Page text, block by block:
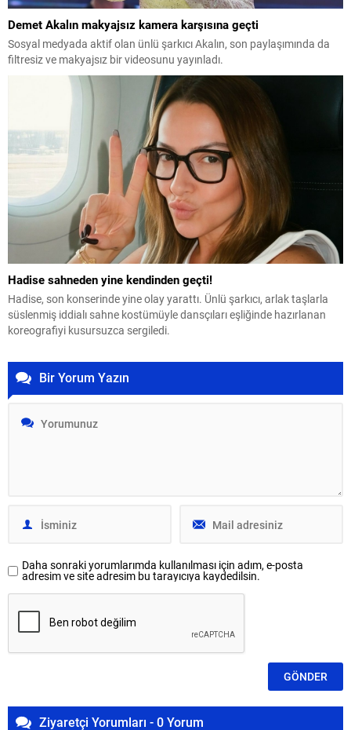
Demet Akalın makyajsız kamera karşısına geçti
Sosyal medyada aktif olan ünlü şarkıcı Akalın, son paylaşımında da
filtresiz ve makyajsız bir videosunu yayınladı.
Hadise sahneden yine kendinden geçti!
Hadise, son konserinde yine olay yarattı. Ünlü şarkıcı, arlak taşlarla
süslenmiş iddialı sahne kostümüyle dansçıları eşliğinde hazırlanan
koreografiyi kusursuzca sergiledi.
Bir Yorum Yazın
Daha sonraki yorumlarımda kullanılması için adım, e-posta
adresim ve site adresim bu tarayıcıya kaydedilsin.
Ziyaretçi Yorumları - 0 Yorum